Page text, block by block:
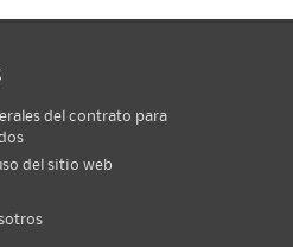
del contrato para
del sitio web